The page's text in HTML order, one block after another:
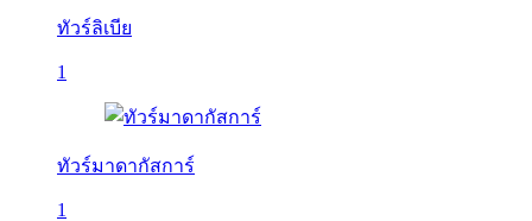
ทัวร์ลิเบีย
1
ทัวร์มาดากัสการ์
1